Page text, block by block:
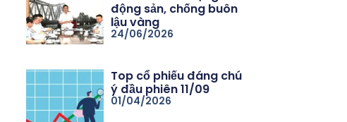
động sản, chống buôn
lậu vàng
24/06/2026
Top cổ phiếu đáng chú
ý đầu phiên 11/09
01/04/2026